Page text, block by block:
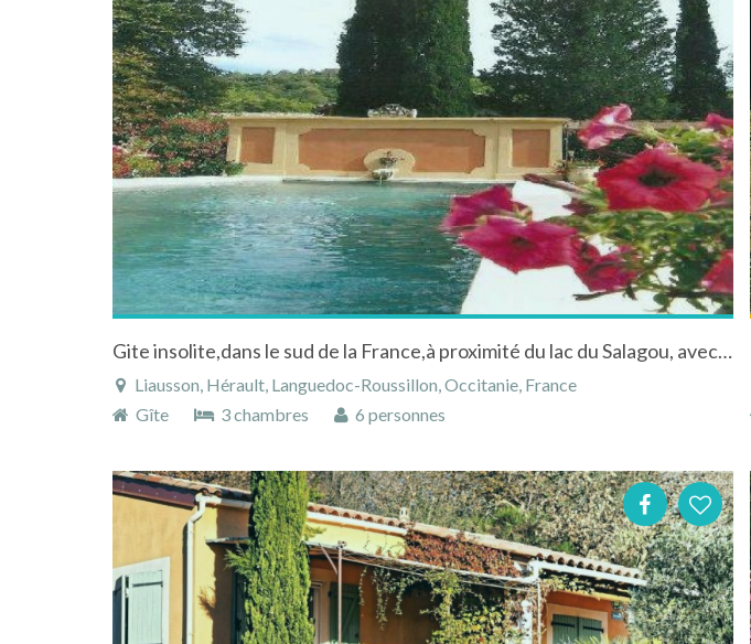
Gite insolite,dans le sud de la France,à proximité du lac du Salagou, avec piscine privative
Liausson, Hérault, Languedoc-Roussillon, Occitanie, France
Gîte
3 chambres 6 personnes